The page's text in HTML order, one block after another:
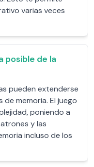
varias veces
posible de la
pueden extenderse
memoria. El juego
poniendo a
y las
incluso de los